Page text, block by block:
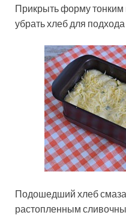
Прикрыть форму тонким
убрать хлеб для
Подошедший хлеб
растопленным